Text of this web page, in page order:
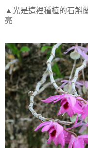
▲光是這裡種植的石斛
亮